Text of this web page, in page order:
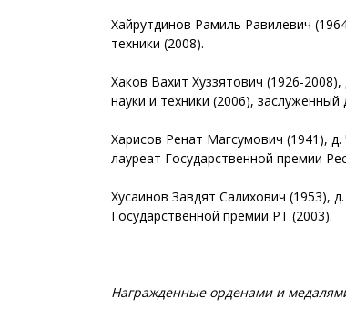
Хайрутдинов Рамиль Равилевич
техники (2008).
Хаков Вахит Хуззятович (1926-
науки и техники (2006), заслуженный
Харисов Ренат Магсумович (1941),
лауреат Государственной премии
Хусаинов Завдят Салихович (1953),
Государственной премии РТ (2003).
Награжденные орденами и